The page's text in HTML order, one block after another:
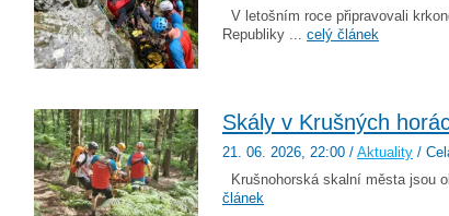
V letošním roce připravovali
Republiky ... celý článek
Skály v Krušných
21. 06. 2026, 22:00 / Aktuality /
Krušnohorská skalní města jsou
článek